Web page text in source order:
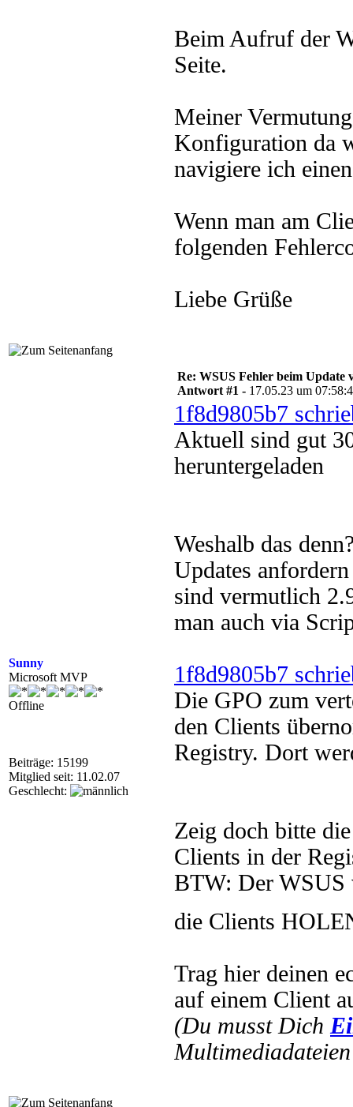
Beim Aufruf der
Seite.
Meiner
Konfiguration da
navigiere ich
Wenn man am
folgenden
Liebe Grüße
Sunny
Microsoft MVP
Offline
Beiträge: 15199
Mitglied seit: 11.02.07
Geschlecht:
Re: WSUS Fehler beim Update
Antwort #1 - 17.05.23 um
1f8d9805b7
Aktuell sind gut
heruntergeladen
Weshalb das
Updates
sind vermutlich
man auch via
1f8d9805b7
Die GPO zum
den Clients
Registry. Dort
Zeig doch bitte
Clients in der
BTW: Der WSUS
die Clients
Trag hier deinen
auf einem Client
(Du musst Dich